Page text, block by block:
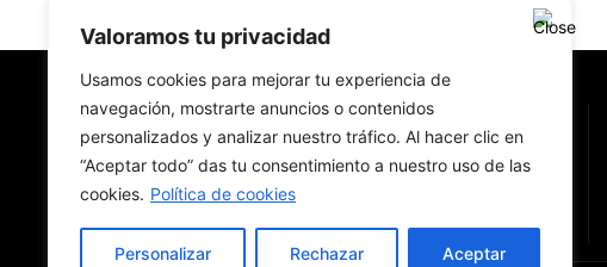
Valoramos tu privacidad
Usamos cookies para mejorar tu experiencia de
navegación, mostrarte anuncios o contenidos
personalizados y analizar nuestro tráfico. Al hacer clic en
“Aceptar todo” das tu consentimiento a nuestro uso de las
cookies. Política de cookies
Personalizar Rechazar Aceptar
New York Diario
Revista digital con nombre de diario de papel.
Hecha en Nueva York. En traducción. En español.